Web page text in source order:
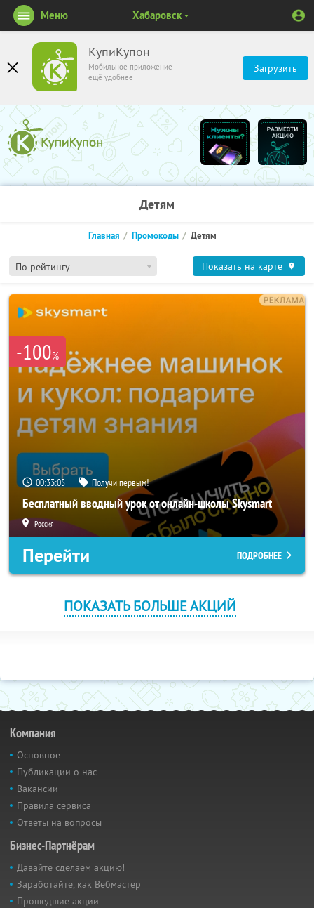
КупиКупон
Мобильное приложение
ещё удобнее
Загрузить
Меню Хабаровск
Детям
По рейтингу
Главная Промокоды Детям
Показать на карте
-100%
00:33:05 Получи первым!
Бесплатный вводный урок от онлайн-школы Skysmart
Россия
Перейти ПОДРОБНЕЕ
ПОКАЗАТЬ БОЛЬШЕ АКЦИЙ
Компания
Основное
Публикации о нас
Вакансии
Правила сервиса
Ответы на вопросы
Бизнес-Партнёрам
Давайте сделаем акцию!
Заработайте, как Вебмастер
Прошедшие акции